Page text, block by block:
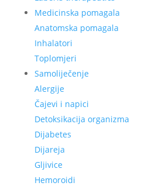
Medicinska pomagala
Anatomska pomagala
Inhalatori
Toplomjeri
Samoliječenje
Alergije
Čajevi i napici
Detoksikacija organizma
Dijabetes
Dijareja
Gljivice
Hemoroidi